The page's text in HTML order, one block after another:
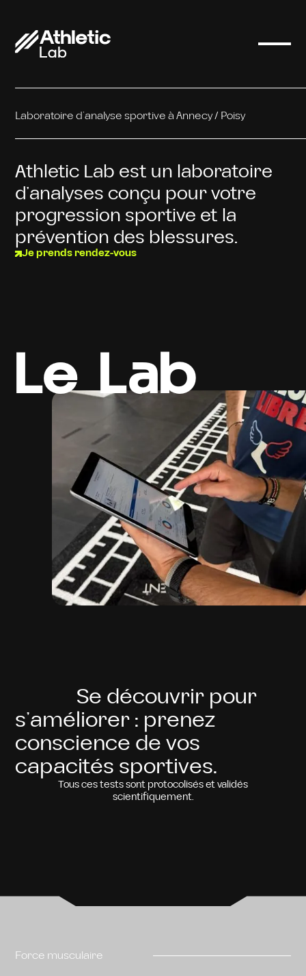
Laboratoire d’analyse sportive à Annecy / Poisy
Athletic Lab est un laboratoire
d’analyses conçu pour votre
progression sportive et la
prévention des blessures.
Je prends rendez-vous
Le Lab
Se découvrir pour
s’améliorer : prenez
conscience de vos
capacités sportives.
Tous ces tests sont protocolisés et validés
scientifiquement.
Force musculaire